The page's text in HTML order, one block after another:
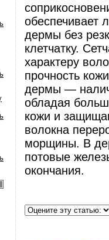
обеспечивает
дермы без
клетчатку.
характеру
прочность
дермы —
обладая
кожи и
волокна
морщины. В
потовые
окончания.